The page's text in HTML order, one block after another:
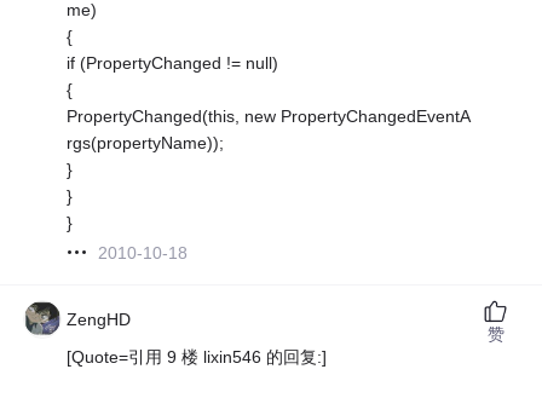
me)
{
if (PropertyChanged != null)
{
PropertyChanged(this, new PropertyChangedEventA
rgs(propertyName));
}
}
}
2010-10-18
ZengHD
[Quote=引用 9 楼 lixin546 的回复:]
赞